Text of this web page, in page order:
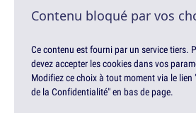
Contenu bloqué par vos
Ce contenu est fourni par un service tiers.
devez accepter les cookies dans vos
Modifiez ce choix à tout moment via le lien
de la Confidentialité" en bas de page.